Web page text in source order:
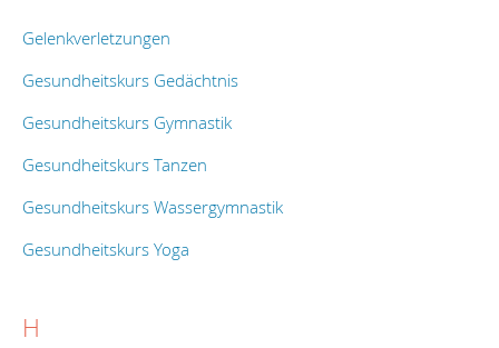
Gelenkverletzungen
Gesundheitskurs Gedächtnis
Gesundheitskurs Gymnastik
Gesundheitskurs Tanzen
Gesundheitskurs Wassergymnastik
Gesundheitskurs Yoga
H